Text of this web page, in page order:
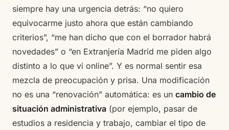
siempre hay una urgencia detrás: “no quiero
equivocarme justo ahora que están cambiando
criterios”, “me han dicho que con el borrador habrá
novedades” o “en Extranjería Madrid me piden algo
distinto a lo que vi online”. Y es normal sentir esa
mezcla de preocupación y prisa. Una modificación
no es una “renovación” automática: es un cambio de
situación administrativa (por ejemplo, pasar de
estudios a residencia y trabajo, cambiar el tipo de